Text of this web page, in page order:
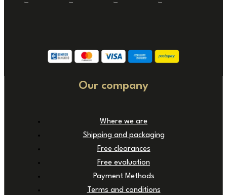
Our company
Where we are
Shipping and packaging
Free clearances
Free evaluation
Payment Methods
Terms and conditions